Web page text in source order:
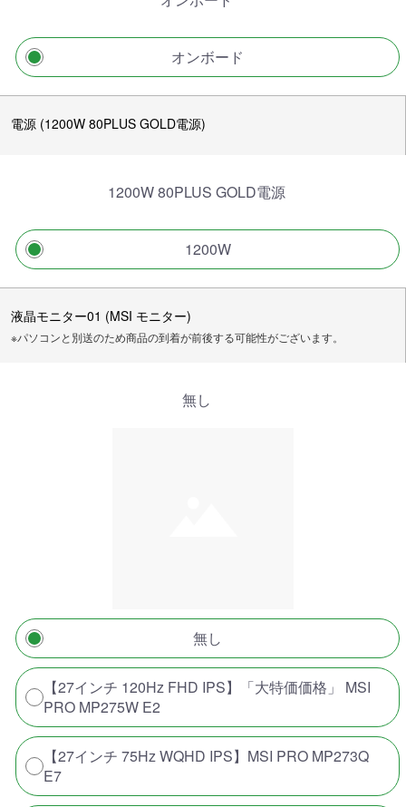
オンボード
電源 (1200W 80PLUS GOLD電源)
1200W 80PLUS GOLD電源
1200W
液晶モニター01 (MSI モニター)
※パソコンと別送のため商品の到着が前後する可能性がございます。
無し
無し
【27インチ 120Hz FHD IPS】「大特価価格」 MSI
PRO MP275W E2
【27インチ 75Hz WQHD IPS】MSI PRO MP273Q
E7